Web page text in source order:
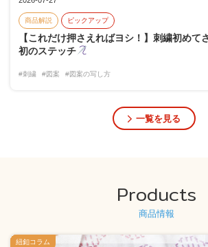
商品解説 ピックアップ
【これだけ押さえればヨシ！】刺繍初めて
初のステッチ
#刺繍 #図案 #図案の写し方
一覧を見る
Products
商品情報
紐釦コラム